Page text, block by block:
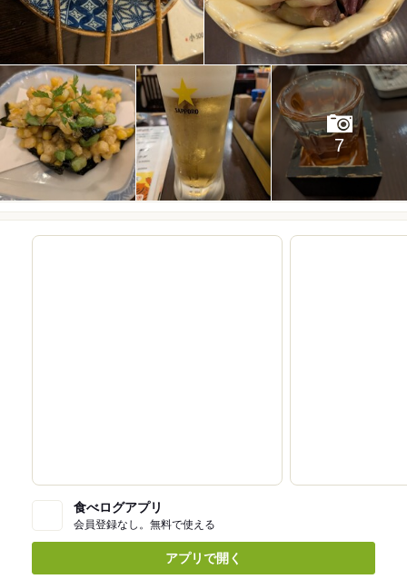
7
食べログアプリ
会員登録なし。無料で使える
アプリで開く